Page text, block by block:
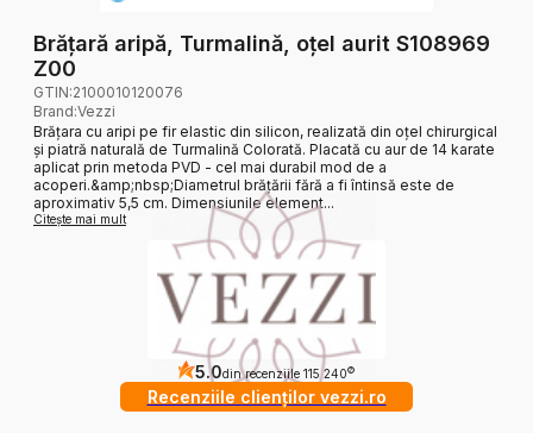
Brățară aripă, Turmalină, oțel aurit S108969
Z00
GTIN:2100010120076
Brand:Vezzi
Brățara cu aripi pe fir elastic din silicon, realizată din oțel chirurgical
și piatră naturală de Turmalină Colorată. Placată cu aur de 14 karate
aplicat prin metoda PVD - cel mai durabil mod de a
acoperi.&amp;nbsp;Diametrul brățării fără a fi întinsă este de
aproximativ 5,5 cm. Dimensiunile element...
Citește mai mult
5.0din recenziile 115 240 ?
Recenziile clienților vezzi.ro